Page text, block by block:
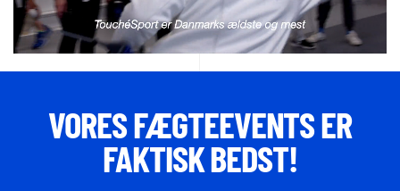
VORES FÆGTEEVENTS ER
FAKTISK BEDST!